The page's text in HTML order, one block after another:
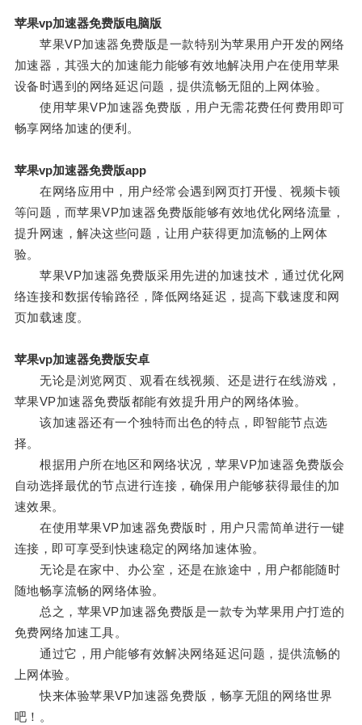
苹果vp加速器免费版电脑版
苹果VP加速器免费版是一款特别为苹果用户开发的网络
加速器，其强大的加速能力能够有效地解决用户在使用苹果
设备时遇到的网络延迟问题，提供流畅无阻的上网体验。
使用苹果VP加速器免费版，用户无需花费任何费用即可
畅享网络加速的便利。
苹果vp加速器免费版app
在网络应用中，用户经常会遇到网页打开慢、视频卡顿
等问题，而苹果VP加速器免费版能够有效地优化网络流量，
提升网速，解决这些问题，让用户获得更加流畅的上网体
验。
苹果VP加速器免费版采用先进的加速技术，通过优化网
络连接和数据传输路径，降低网络延迟，提高下载速度和网
页加载速度。
苹果vp加速器免费版安卓
无论是浏览网页、观看在线视频、还是进行在线游戏，
苹果VP加速器免费版都能有效提升用户的网络体验。
该加速器还有一个独特而出色的特点，即智能节点选
择。
根据用户所在地区和网络状况，苹果VP加速器免费版会
自动选择最优的节点进行连接，确保用户能够获得最佳的加
速效果。
在使用苹果VP加速器免费版时，用户只需简单进行一键
连接，即可享受到快速稳定的网络加速体验。
无论是在家中、办公室，还是在旅途中，用户都能随时
随地畅享流畅的网络体验。
总之，苹果VP加速器免费版是一款专为苹果用户打造的
免费网络加速工具。
通过它，用户能够有效解决网络延迟问题，提供流畅的
上网体验。
快来体验苹果VP加速器免费版，畅享无阻的网络世界
吧！。